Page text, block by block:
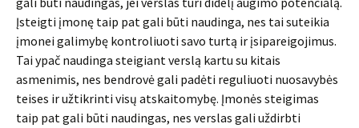
Įsteigti įmonę taip pat gali būti naudinga, nes tai suteikia
įmonei galimybę kontroliuoti savo turtą ir įsipareigojimus.
Tai ypač naudinga steigiant verslą kartu su kitais
asmenimis, nes bendrovė gali padėti reguliuoti nuosavybės
teises ir užtikrinti visų atskaitomybę. Įmonės steigimas
taip pat gali būti naudingas, nes verslas gali uždirbti